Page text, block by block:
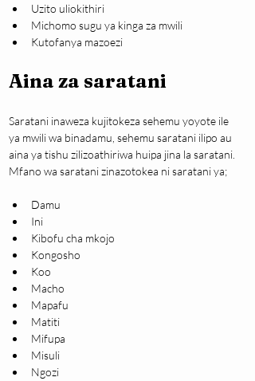
Uzito uliokithiri
Michomo sugu ya kinga za mwili
Kutofanya mazoezi
Aina za saratani
Saratani inaweza kujitokeza sehemu yoyote ile
ya mwili wa binadamu, sehemu saratani ilipo au
aina ya tishu zilizoathiriwa huipa jina la saratani.
Mfano wa saratani zinazotokea ni saratani ya;
Damu
Ini
Kibofu cha mkojo
Kongosho
Koo
Macho
Mapafu
Matiti
Mifupa
Misuli
Ngozi